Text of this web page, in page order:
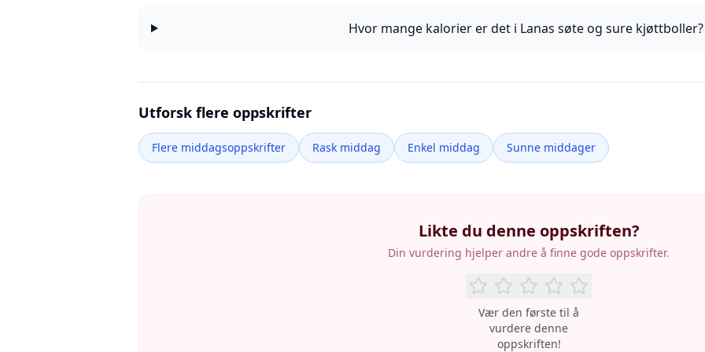
Hvor mange kalorier er det i Lanas søte og sure kjøttboller?
Utforsk flere oppskrifter
Flere middagsoppskrifter Rask middag Enkel middag Sunne middager
Likte du denne oppskriften?
Din vurdering hjelper andre å finne gode oppskrifter.
Vær den første til å
vurdere denne
oppskriften!